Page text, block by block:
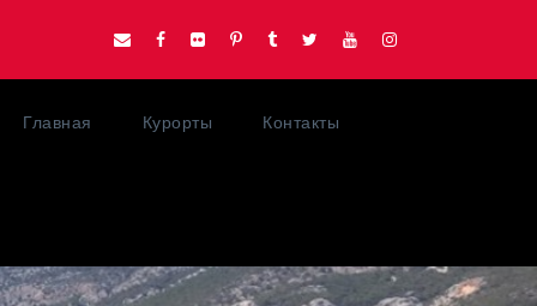
Главная Курорты Контакты